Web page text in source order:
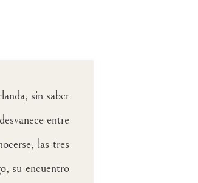
sin saber
entre
las tres
su encuentro